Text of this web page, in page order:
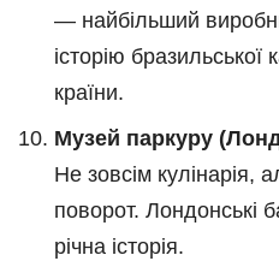
— найбільший
історію бразильської
країни.
Музей паркуру
Не зовсім кулінарія,
поворот. Лондонські
річна історія.